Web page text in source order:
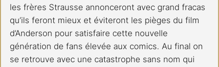
les frères Strausse annonceront avec grand fracas
qu’ils feront mieux et éviteront les pièges du film
d’Anderson pour satisfaire cette nouvelle
génération de fans élevée aux comics. Au final on
se retrouve avec une catastrophe sans nom qui